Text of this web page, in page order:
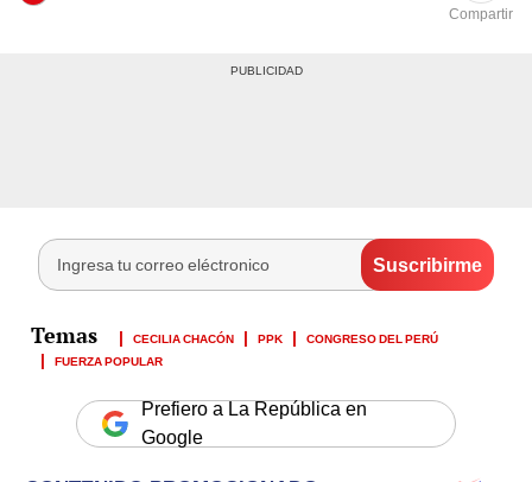
Compartir
CECILIA CHACÓN PPK
CONGRESO DEL PERÚ
FUERZA POPULAR
Prefiero a La República en
Google